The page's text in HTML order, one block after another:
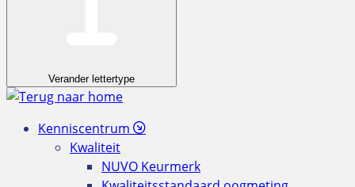
Verander lettertype
Kenniscentrum
Kwaliteit
NUVO Keurmerk